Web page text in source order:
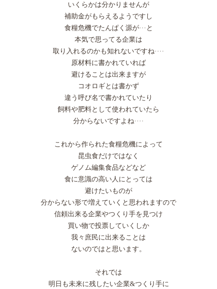
いくらかは分かりませんが
補助金がもらえるようですし
食糧危機でたんぱく源が···と
本気で思ってる企業は
取り入れるのかも知れないですね····
原材料に書かれていれば
避けることは出来ますが
コオロギとは書かず
違う呼び名で書かれていたり
飼料や肥料として使われていたら
分からないですよね····
これから作られた食糧危機によって
昆虫食だけではなく
ゲノム編集食品などなど
食に意識の高い人にとっては
避けたいものが
分からない形で増えていくと思われますので
信頼出来る企業やつくり手を見つけ
買い物で投票していくしか
我々庶民に出来ることは
ないのではと思います。
それでは
明日も未来に残したい企業&つくり手に